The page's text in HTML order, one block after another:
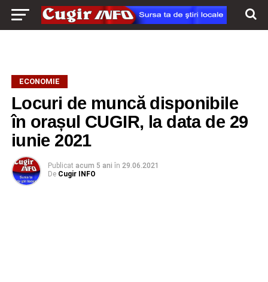
ECONOMIE
Locuri de muncă disponibile
în orașul CUGIR, la data de 29
iunie 2021
Publicat acum 5 ani în 29.06.2021
De Cugir INFO